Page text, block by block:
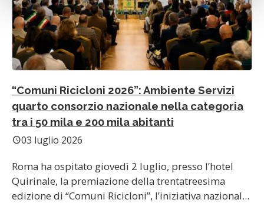
“Comuni Ricicloni 2026”: Ambiente Servizi
quarto consorzio nazionale nella categoria
tra i 50 mila e 200 mila abitanti
schedule03 luglio 2026
Roma ha ospitato giovedì 2 luglio, presso l’hotel
Quirinale, la premiazione della trentatreesima
edizione di “Comuni Ricicloni”, l’iniziativa nazional...